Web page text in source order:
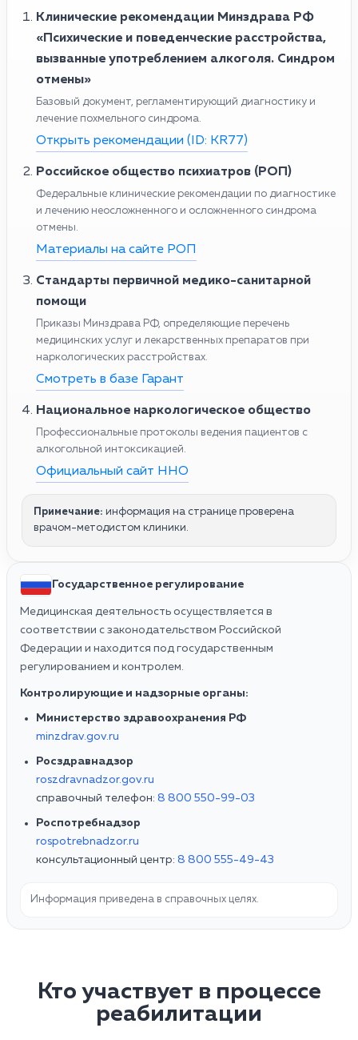
Клинические рекомендации Минздрава РФ
«Психические и поведенческие расстройства,
вызванные употреблением алкоголя. Синдром
отмены»
Базовый документ, регламентирующий диагностику и
лечение похмельного синдрома.
Открыть рекомендации (ID: KR77)
Российское общество психиатров (РОП)
Федеральные клинические рекомендации по диагностике
и лечению неосложненного и осложненного синдрома
отмены.
Материалы на сайте РОП
Стандарты первичной медико-санитарной
помощи
Приказы Минздрава РФ, определяющие перечень
медицинских услуг и лекарственных препаратов при
наркологических расстройствах.
Смотреть в базе Гарант
Национальное наркологическое общество
Профессиональные протоколы ведения пациентов с
алкогольной интоксикацией.
Официальный сайт ННО
Примечание: информация на странице проверена
врачом-методистом клиники.
Государственное регулирование
Медицинская деятельность осуществляется в
соответствии с законодательством Российской
Федерации и находится под государственным
регулированием и контролем.
Контролирующие и надзорные органы:
Министерство здравоохранения РФ
minzdrav.gov.ru
Росздравнадзор
roszdravnadzor.gov.ru
справочный телефон: 8 800 550-99-03
Роспотребнадзор
rospotrebnadzor.ru
консультационный центр: 8 800 555-49-43
Информация приведена в справочных целях.
Кто участвует в процессе
реабилитации